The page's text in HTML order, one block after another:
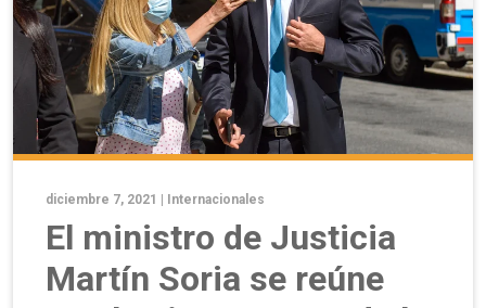
diciembre 7, 2021 | Internacionales
El ministro de Justicia
Martín Soria se reúne